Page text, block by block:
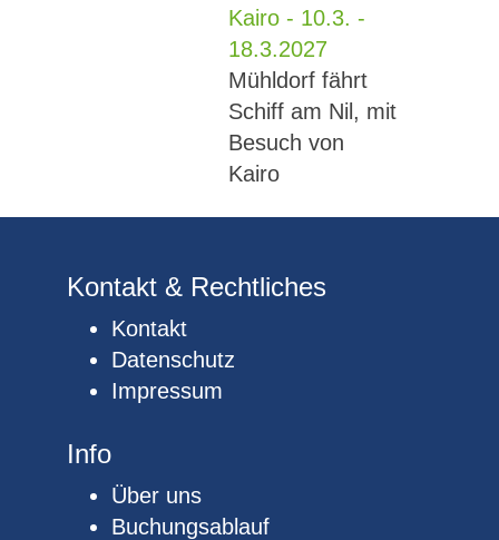
Kairo - 10.3. -
18.3.2027
Mühldorf fährt
Schiff am Nil, mit
Besuch von
Kairo
Kontakt & Rechtliches
Kontakt
Datenschutz
Impressum
Info
Über uns
Buchungsablauf